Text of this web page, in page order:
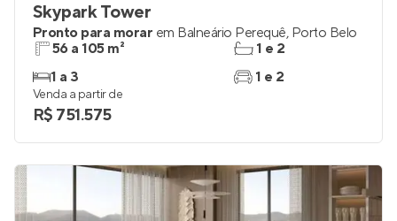
Skypark Tower
Pronto para morar em Balneário Perequê, Porto Belo
56 a 105 m²
1 a 3
1 e 2
1 e 2
Venda a partir de
R$ 751.575